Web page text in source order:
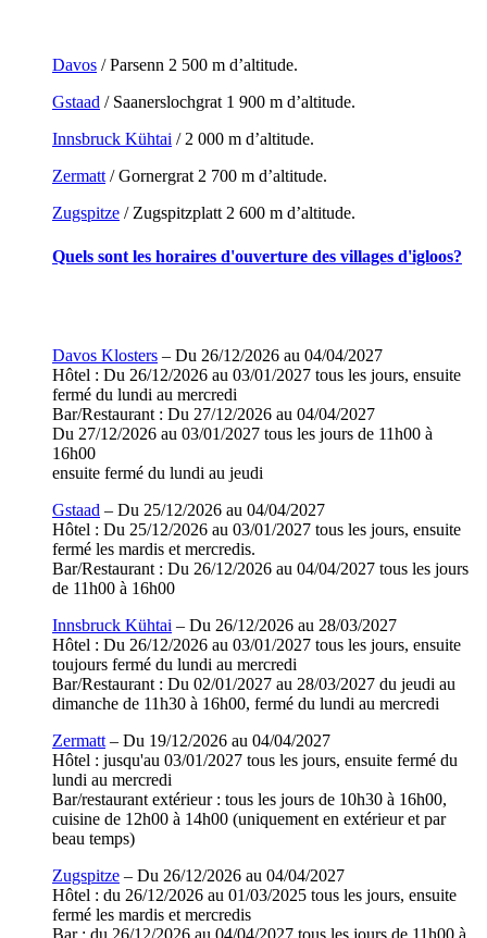
Davos / Parsenn 2 500 m d’altitude.
Gstaad / Saanerslochgrat 1 900 m d’altitude.
Innsbruck Kühtai / 2 000 m d’altitude.
Zermatt/ Gornergrat 2 700 m d’altitude.
Zugspitze / Zugspitzplatt 2 600 m d’altitude.
Quels sont les horaires d'ouverture des villages d'igloos?
Davos Klosters – Du 26/12/2026 au 04/04/2027
Hôtel : Du 26/12/2026 au 03/01/2027 tous les jours, ensuite
fermé du lundi au mercredi
Bar/Restaurant : Du 27/12/2026 au 04/04/2027
Du 27/12/2026 au 03/01/2027 tous les jours de 11h00 à
16h00
ensuite fermé du lundi au jeudi
Gstaad – Du 25/12/2026 au 04/04/2027
Hôtel : Du 25/12/2026 au 03/01/2027 tous les jours, ensuite
fermé les mardis et mercredis.
Bar/Restaurant : Du 26/12/2026 au 04/04/2027 tous les jours
de 11h00 à 16h00
Innsbruck Kühtai – Du 26/12/2026 au 28/03/2027
Hôtel : Du 26/12/2026 au 03/01/2027 tous les jours, ensuite
toujours fermé du lundi au mercredi
Bar/Restaurant : Du 02/01/2027 au 28/03/2027 du jeudi au
dimanche de 11h30 à 16h00, fermé du lundi au mercredi
Zermatt – Du 19/12/2026 au 04/04/2027
Hôtel : jusqu'au 03/01/2027 tous les jours, ensuite fermé du
lundi au mercredi
Bar/restaurant extérieur : tous les jours de 10h30 à 16h00,
cuisine de 12h00 à 14h00 (uniquement en extérieur et par
beau temps)
Zugspitze – Du 26/12/2026 au 04/04/2027
Hôtel : du 26/12/2026 au 01/03/2025 tous les jours, ensuite
fermé les mardis et mercredis
Bar : du 26/12/2026 au 04/04/2027 tous les jours de 11h00 à